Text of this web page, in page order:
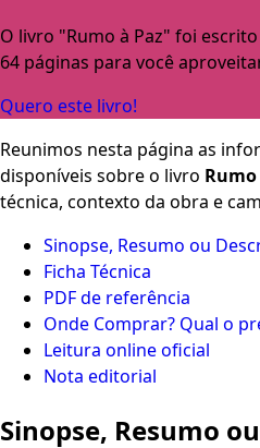
O livro "Rumo à Paz" foi
64 páginas para você
Quero este livro!
Reunimos nesta página as
disponíveis sobre o livro Rumo
técnica, contexto da obra e
Sinopse, Resumo ou
Ficha Técnica
PDF de referência
Onde Comprar? Qual o
Leitura online oficial
Nota editorial
Sinopse, Resumo